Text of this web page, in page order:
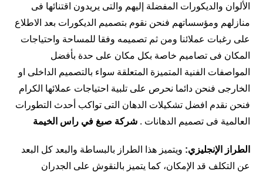
الألوان والديكورات المفضلة إليهم والتى يريدون اقتنائها فى
منازلهم ومؤسساتهم فنحن نقوم بتصميم الديكورات بعد الاطلاع
على رغبات عملائنا ومن ثم تصميمه وفقا للمساحة واحتياجات
المكان فى تصاميم خاصة بكل مكان على حدة بأفضل
المواصفات الفنية المتميزة المتعلقة سواء بالتصميم الداخلى او
الخارجى فنحن دائما نحرص على تلبية احتياجات عملائها الكرام
فنحن نقدم افضل تشكيلات الدهان التى تواكب أحدث التطورات
العالمية فى تصميم الدهانات .شركة صبغ في راس الخيمة
الطراز الإنجليزي: ويتميز هذا الطراز بالبساطة والبعد كل البعد
عن التكلف قد الإمكان، كما يتميز بالنقوش على الجدران